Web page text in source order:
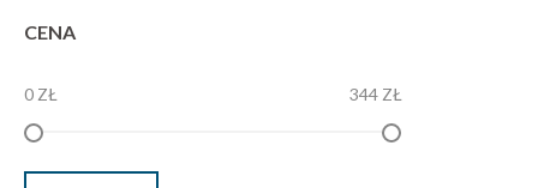
CENA
0 ZŁ 344 ZŁ